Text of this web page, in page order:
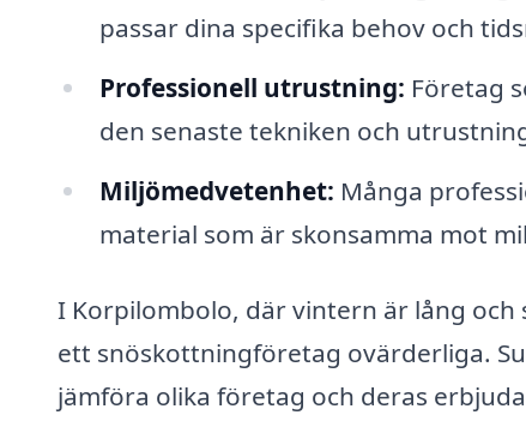
passar dina specifika behov och
Professionell utrustning: Företag
den senaste tekniken och
Miljömedvetenhet: Många
material som är skonsamma mot
I Korpilombolo, där vintern är lång
ett snöskottningföretag ovärderliga.
jämföra olika företag och deras